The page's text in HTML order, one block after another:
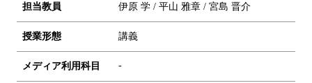
担当教員 伊原 学 / 平山 雅章 / 宮島 晋介
授業形態 講義
メディア利用科目 -